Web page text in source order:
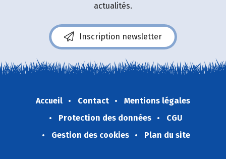
actualités.
Inscription newsletter
Accueil Contact
Mentions légales
Protection des données
CGU
Gestion des cookies
Plan du site